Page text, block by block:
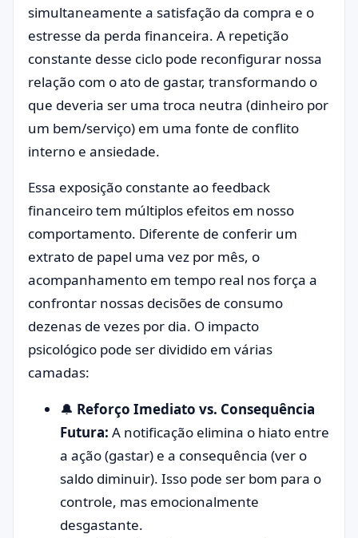
simultaneamente a satisfação da compra e o
estresse da perda financeira. A repetição
constante desse ciclo pode reconfigurar nossa
relação com o ato de gastar, transformando o
que deveria ser uma troca neutra (dinheiro por
um bem/serviço) em uma fonte de conflito
interno e ansiedade.
Essa exposição constante ao feedback
financeiro tem múltiplos efeitos em nosso
comportamento. Diferente de conferir um
extrato de papel uma vez por mês, o
acompanhamento em tempo real nos força a
confrontar nossas decisões de consumo
dezenas de vezes por dia. O impacto
psicológico pode ser dividido em várias
camadas:
🔔 Reforço Imediato vs. Consequência
Futura: A notificação elimina o hiato entre
a ação (gastar) e a consequência (ver o
saldo diminuir). Isso pode ser bom para o
controle, mas emocionalmente
desgastante.